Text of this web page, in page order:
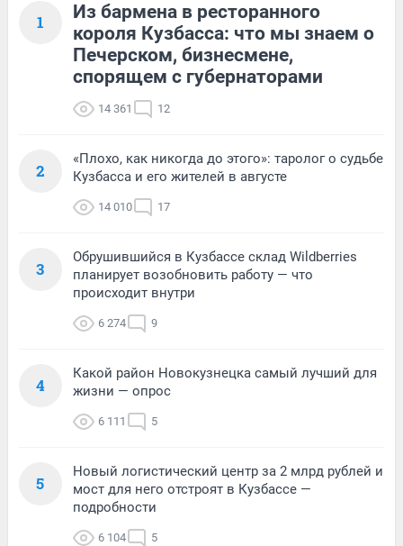
1
Из бармена в ресторанного
короля Кузбасса: что мы знаем о
Печерском, бизнесмене,
спорящем с губернаторами
14 361 12
2
«Плохо, как никогда до этого»: таролог о судьбе
Кузбасса и его жителей в августе
14 010 17
3
Обрушившийся в Кузбассе склад Wildberries
планирует возобновить работу — что
происходит внутри
6 274 9
4
Какой район Новокузнецка самый лучший для
жизни — опрос
6 111 5
5
Новый логистический центр за 2 млрд рублей и
мост для него отстроят в Кузбассе —
подробности
6 104 5